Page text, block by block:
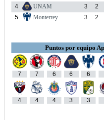
4
UNAM 3 2
5
Monterrey 3 2
Puntos por equipo
7 7 6 6 6
4 4 4 3 3